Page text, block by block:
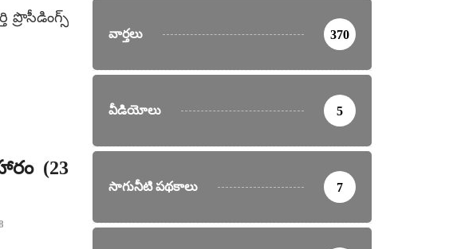
ప్రొసీడింగ్స్
(23
వార్తలు 370
వీడియోలు 5
సాగునీటి పథకాలు 7